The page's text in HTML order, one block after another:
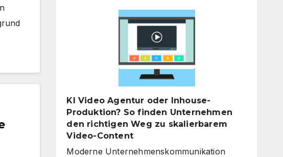
Mittelstand:
Warum
jetzt
der
richtige
Zeitpunkt
eine
unternehmensweite
KI-
Roadmap
ist
KI Video Agentur oder Inhouse-
Produktion? So finden Unternehmen
den richtigen Weg zu skalierbarem
Video-Content
Moderne Unternehmenskommunikation